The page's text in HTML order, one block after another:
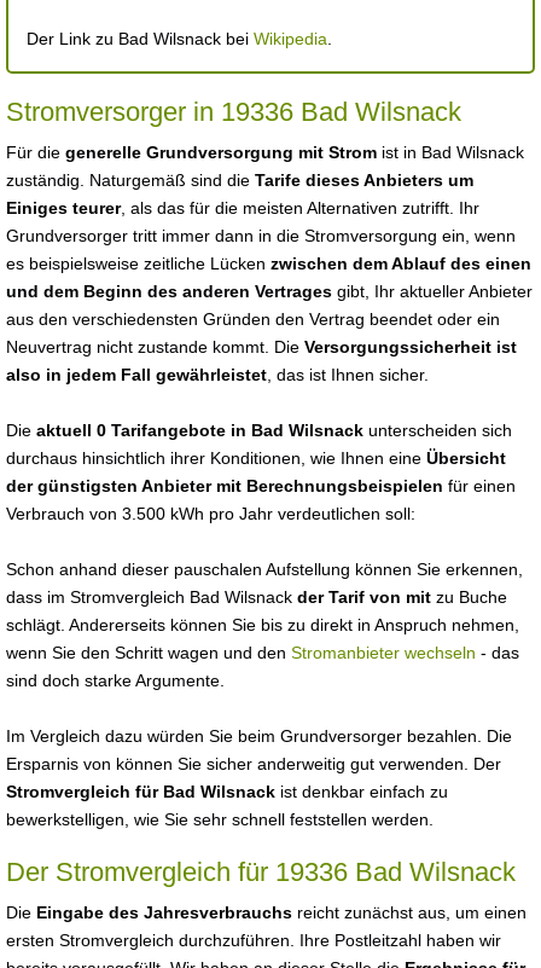
Der Link zu Bad Wilsnack bei Wikipedia
Stromversorger in 19336 Bad Wilsnack
Für die generelle Grundversorgung mit Strom ist in Bad Wilsnack
zuständig. Naturgemäß sind die Tarife dieses Anbieters um
Einiges teurer, als das für die meisten Alternativen zutrifft. Ihr
Grundversorger tritt immer dann in die Stromversorgung ein, wenn
es beispielsweise zeitliche Lücken zwischen dem Ablauf des einen
und dem Beginn des anderen Vertrages gibt, Ihr aktueller Anbieter
aus den verschiedensten Gründen den Vertrag beendet oder ein
Neuvertrag nicht zustande kommt. Die Versorgungssicherheit ist
also in jedem Fall gewährleistet , das ist Ihnen sicher.
Die aktuell 0 Tarifangebote in Bad Wilsnack unterscheiden sich
durchaus hinsichtlich ihrer Konditionen, wie Ihnen eine Übersicht
der günstigsten Anbieter mit Berechnungsbeispielen für einen
Verbrauch von 3.500 kWh pro Jahr verdeutlichen soll:
Schon anhand dieser pauschalen Aufstellung können Sie erkennen,
dass im Stromvergleich Bad Wilsnack der Tarif von mit zu Buche
schlägt. Andererseits können Sie bis zu direkt in Anspruch nehmen,
wenn Sie den Schritt wagen und den Stromanbieter wechseln - das
sind doch starke Argumente.
Im Vergleich dazu würden Sie beim Grundversorger bezahlen. Die
Ersparnis von können Sie sicher anderweitig gut verwenden. Der
Stromvergleich für Bad Wilsnack ist denkbar einfach zu
bewerkstelligen, wie Sie sehr schnell feststellen werden.
Der Stromvergleich für 19336 Bad Wilsnack
Die Eingabe des Jahresverbrauchs reicht zunächst aus, um einen
ersten Stromvergleich durchzuführen. Ihre Postleitzahl haben wir